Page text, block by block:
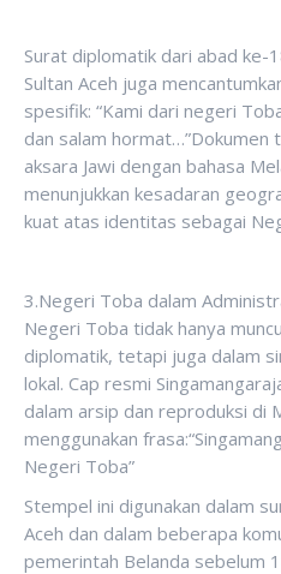
Surat diplomatik dari abad ke-
Sultan Aceh juga
spesifik: “Kami dari negeri
dan salam
aksara Jawi dengan bahasa
menunjukkan kesadaran
kuat atas identitas sebagai
3.Negeri Toba dalam
Negeri Toba tidak hanya
diplomatik, tetapi juga dalam
lokal. Cap resmi
dalam arsip dan reproduksi di
menggunakan
Negeri Toba”
Stempel ini digunakan dalam
Aceh dan dalam beberapa
pemerintah Belanda sebelum